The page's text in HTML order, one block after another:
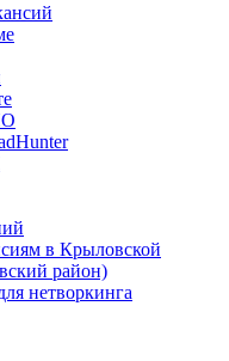
в Крыловской
район)
нетворкинга